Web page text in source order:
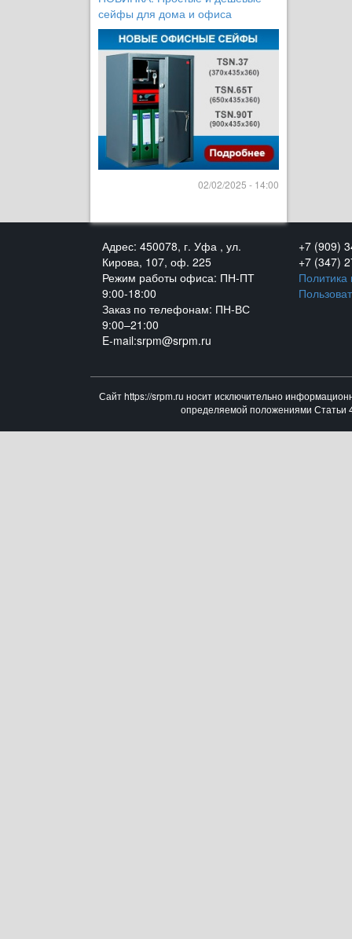
сейфы для дома и офиса
02/02/2025 - 14:00
Адрес: 450078, г. Уфа , ул.
Кирова, 107, оф. 225
Режим работы офиса: ПН-ПТ
9:00-18:00
Заказ по телефонам: ПН-ВС
9:00–21:00
E-mail:srpm@srpm.ru
+7 (909)
+7 (347)
Сайт https://srpm.ru носит исключительно
определяемой положениями Статьи